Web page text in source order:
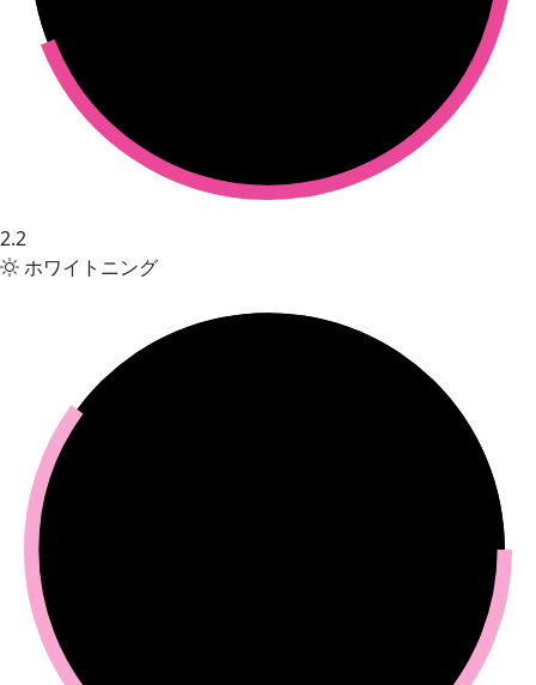
2.2
ホワイトニング